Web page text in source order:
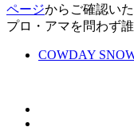
ページからご確認いた
プロ・アマを問わず
COWDAY